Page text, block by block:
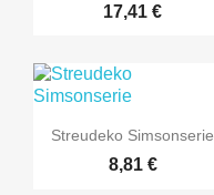
17,41 €
 Vorschau
Streudeko Simsonserie
8,81 €